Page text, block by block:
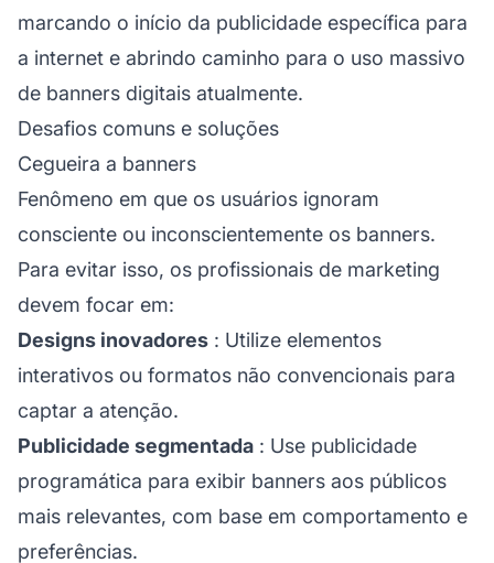
marcando o início da publicidade específica para
a internet e abrindo caminho para o uso massivo
de banners digitais atualmente.
Desafios comuns e soluções
Cegueira a banners
Fenômeno em que os usuários ignoram
consciente ou inconscientemente os banners.
Para evitar isso, os profissionais de marketing
devem focar em:
Designs inovadores : Utilize elementos
interativos ou formatos não convencionais para
captar a atenção.
Publicidade segmentada : Use publicidade
programática para exibir banners aos públicos
mais relevantes, com base em comportamento e
preferências.